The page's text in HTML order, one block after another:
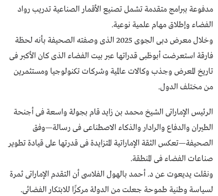
مدفوعة ببرامج متقدمة تشمل تصنيع الأقمار الصناعية تدريب رواد
الفضاء وإطلاق مهام علمية نوعية.
وخلال معرض دبى الجوى 2025 الذى وصفته الصحيفة بأنه لحظة
فارقة استعرضت أبوظبى قدراتها عبر بيت الفضاء الذى كان الأكبر فى
تاريخ المعرض وجذب وكالات عالمية وشركات تكنولوجيا ومستثمرين
من مختلف الدول.
الرئيس الإماراتى الشيخ محمد بن زايد قام بجولة واسعة فى أجنحة
الطيران والدفاع والرادار والذكاء الاصطناعى فى رسالة—وفق
الصحيفة—تعكس الثقة الإماراتية المتزايدة فى قدرتها على قيادة تطوير
صناعات الفضاء فى المنطقة.
ونقلت يديعوت عن د. أحمد بالهول الفلاسى أن التقدم الإماراتى ثمرة
لسياسة وطنية طموحة جعلت من الدولة مركزًا للابتكار الفضائى.